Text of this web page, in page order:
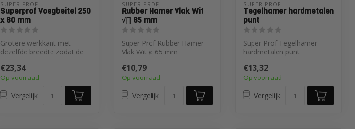
SUPER PROF
Superprof Voegbeitel 250
x 60 mm
Grotere werkkant met
dezelfde breedte zodat de
geslepen ka...
€23,34
Op voorraad
Vergelijk
SUPER PROF
Rubber Hamer Vlak Wit
√∏ 65 mm
Super Prof Rubber Hamer
Vlak Wit ø 65 mm
€10,79
Op voorraad
Vergelijk
SUPER PROF
Tegelhamer hardmetalen
punt
Super Prof Tegelhamer
hardmetalen punt
€13,32
Op voorraad
Vergelijk